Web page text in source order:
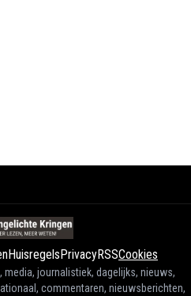
HuisregelsPrivacyRSSCookies
media, journalistiek, dagelijks, nieuws,
commentaren, nieuwsberichten,